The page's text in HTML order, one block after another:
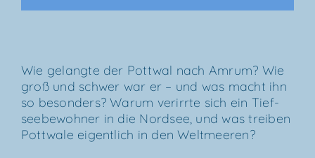
Wie gelang­te der Pott­wal nach Amrum? Wie
groß und schwer war er – und was macht ihn
so beson­ders? War­um ver­irr­te sich ein Tief­
see­be­woh­ner in die Nord­see, und was trei­ben
Pott­wa­le eigent­lich in den Weltmeeren?